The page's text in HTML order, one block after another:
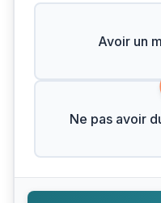
Avoir un
Ne pas avoir